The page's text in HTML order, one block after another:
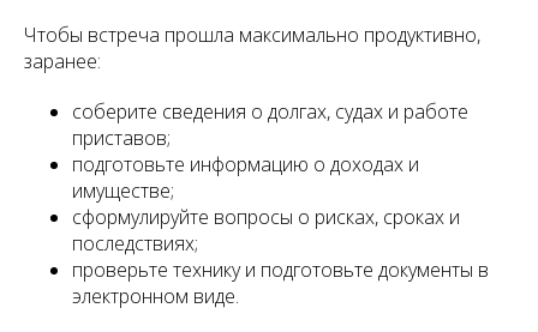
Чтобы встреча прошла максимально продуктивно,
заранее:
соберите сведения о долгах, судах и работе
приставов;
подготовьте информацию о доходах и
имуществе;
сформулируйте вопросы о рисках, сроках и
последствиях;
проверьте технику и подготовьте документы в
электронном виде.